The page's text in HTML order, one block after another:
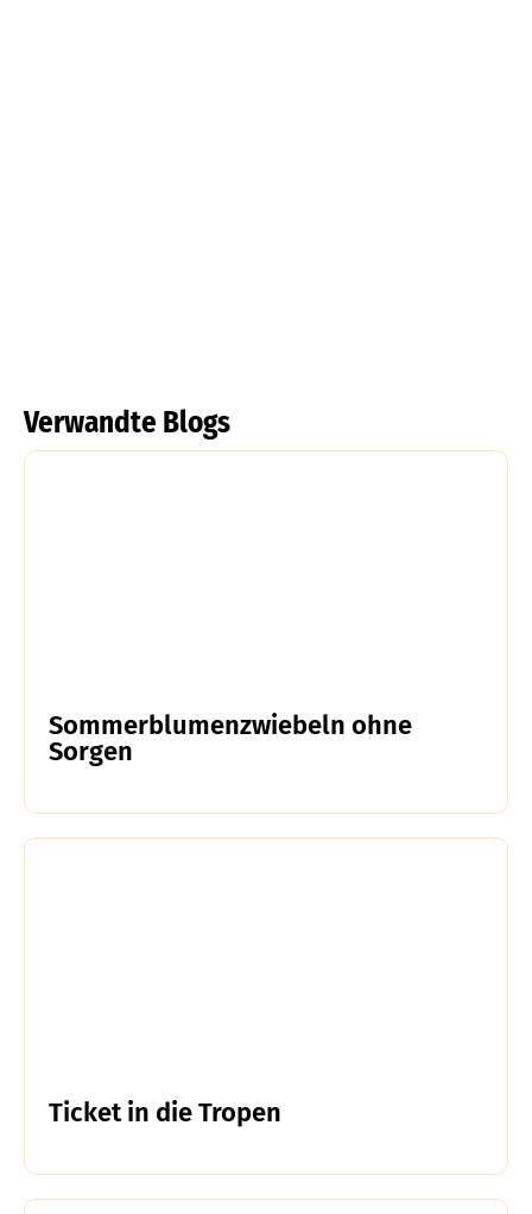
Verwandte Blogs
Sommerblumenzwiebeln ohne
Sorgen
Ticket in die Tropen